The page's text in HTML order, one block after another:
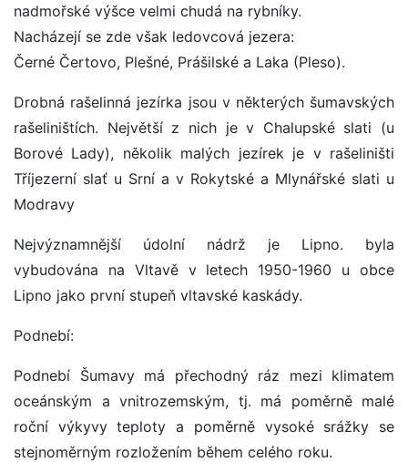
nadmořské výšce velmi chudá na rybníky.
Nacházejí se zde však ledovcová jezera:
Černé Čertovo, Plešné, Prášilské a Laka (Pleso).
Drobná rašelinná jezírka jsou v některých šumavských
rašeliništích. Největší z nich je v Chalupské slati (u
Borové Lady), několik malých jezírek je v rašeliništi
Tříjezerní slať u Srní a v Rokytské a Mlynářské slati u
Modravy
Nejvýznamnější údolní nádrž je Lipno. byla
vybudována na Vltavě v letech 1950-1960 u obce
Lipno jako první stupeň vltavské kaskády.
Podnebí:
Podnebí Šumavy má přechodný ráz mezi klimatem
oceánským a vnitrozemským, tj. má poměrně malé
roční výkyvy teploty a poměrně vysoké srážky se
stejnoměrným rozložením během celého roku.